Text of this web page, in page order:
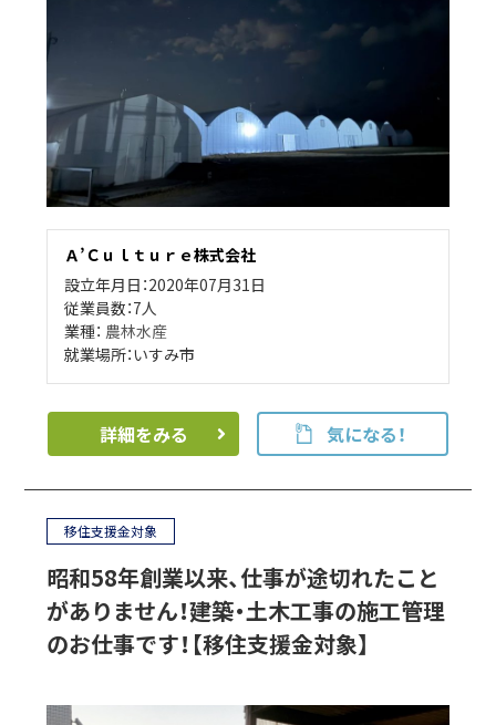
Ａ’Ｃｕｌｔｕｒｅ株式会社
設立年月日：2020年07月31日
従業員数：7人
業種： 農林水産
就業場所：いすみ市
詳細をみる 気になる！
移住支援金対象
昭和58年創業以来、仕事が途切れたこと
がありません！建築・土木工事の施工管理
のお仕事です！【移住支援金対象】